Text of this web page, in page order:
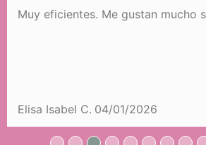
COMPRARE
Muy eficientes. Me gustan mucho
Elisa Isabel C. 04/01/2026